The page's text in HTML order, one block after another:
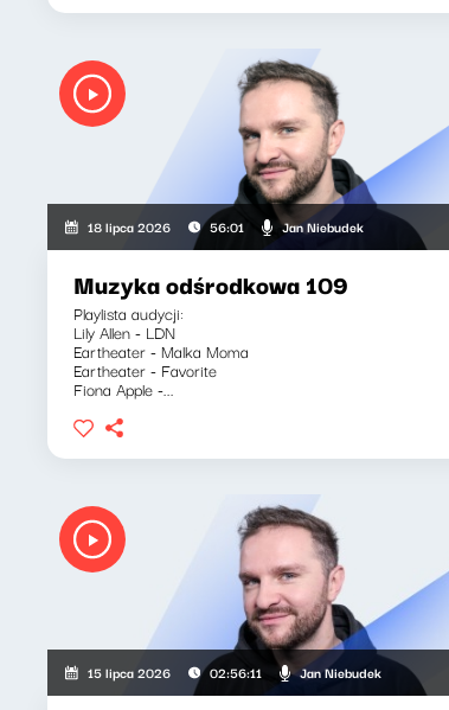
18 lipca 2026 56:01 Jan Niebudek
Muzyka odśrodkowa 109
Playlista audycji:
Lily Allen - LDN
Eartheater - Malka Moma
Eartheater - Favorite
Fiona Apple -...
15 lipca 2026 02:56:11 Jan Niebudek